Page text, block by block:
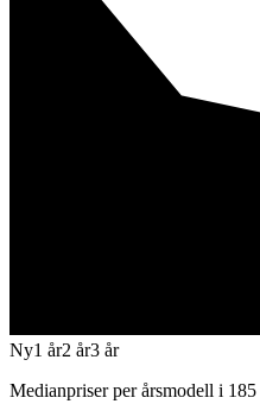
Ny1 år2 år3 år
Medianpriser per årsmodell i 185